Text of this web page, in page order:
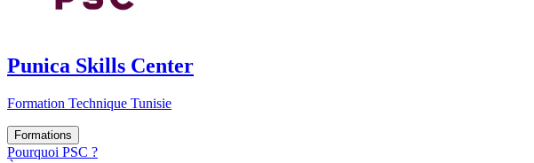
Punica Skills Center
Formation Technique Tunisie
Formations
Pourquoi PSC ?